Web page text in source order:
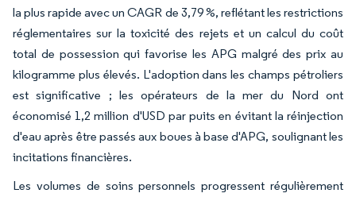
la plus rapide avec un CAGR de 3,79 %, reflétant les restrictions
réglementaires sur la toxicité des rejets et un calcul du coût
total de possession qui favorise les APG malgré des prix au
kilogramme plus élevés. L'adoption dans les champs pétroliers
est significative ; les opérateurs de la mer du Nord ont
économisé 1,2 million d'USD par puits en évitant la réinjection
d'eau après être passés aux boues à base d'APG, soulignant les
incitations financières.
Les volumes de soins personnels progressent régulièrement